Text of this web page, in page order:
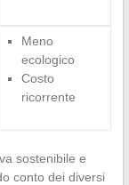
Meno
ecologico
Costo
ricorrente
sostenibile e
conto dei diversi